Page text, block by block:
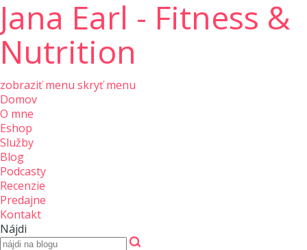
Jana Earl - Fitness &
Nutrition
zobraziť menu skryť menu
Domov
O mne
Eshop
Služby
Blog
Podcasty
Recenzie
Predajne
Kontakt
Nájdi